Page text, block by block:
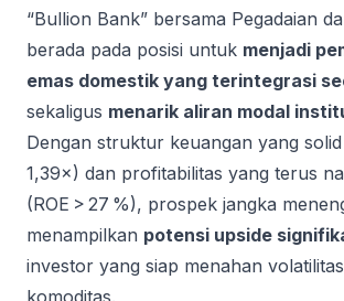
“Bullion Bank” bersama Pegadaian
berada pada posisi untuk menjadi
emas domestik yang terintegrasi
sekaligus menarik aliran modal
Dengan struktur keuangan yang
1,39×) dan profitabilitas yang terus
(ROE > 27 %), prospek jangka
menampilkan potensi upside
investor yang siap menahan
komoditas.